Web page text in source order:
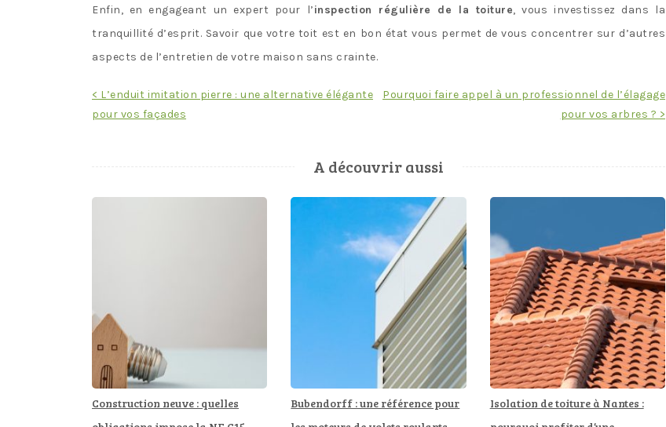
Enfin, en engageant un expert pour l’inspection régulière de la toiture, vous investissez dans la
tranquillité d’esprit. Savoir que votre toit est en bon état vous permet de vous concentrer sur d’autres
aspects de l’entretien de votre maison sans crainte.
Navigation
de
< L’enduit imitation pierre : une alternative élégante
pour vos façades
Pourquoi faire appel à un professionnel de l’élagage
pour vos arbres ? >
A découvrir aussi
Construction neuve : quelles
Bubendorff : une référence pour
Isolation de toiture à Nantes :